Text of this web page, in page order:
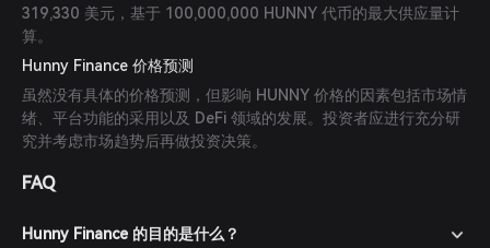
319,330 美元，基于 100,000,000 HUNNY 代币的最大供应量计
算。
Hunny Finance 价格预测
虽然没有具体的价格预测，但影响 HUNNY 价格的因素包括市场情
绪、平台功能的采用以及 DeFi 领域的发展。投资者应进行充分研
究并考虑市场趋势后再做投资决策。
FAQ
Hunny Finance 的目的是什么？